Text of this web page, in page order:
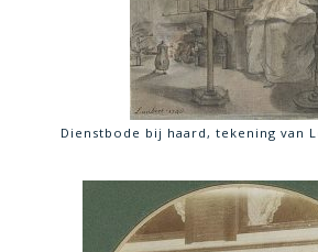
Dienstbode bij haard, tekening van